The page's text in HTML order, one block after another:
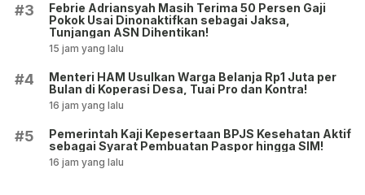
#3
Febrie Adriansyah Masih Terima 50 Persen Gaji
Pokok Usai Dinonaktifkan sebagai Jaksa,
Tunjangan ASN Dihentikan!
15 jam yang lalu
#4
Menteri HAM Usulkan Warga Belanja Rp1 Juta per
Bulan di Koperasi Desa, Tuai Pro dan Kontra!
16 jam yang lalu
#5
Pemerintah Kaji Kepesertaan BPJS Kesehatan Aktif
sebagai Syarat Pembuatan Paspor hingga SIM!
16 jam yang lalu